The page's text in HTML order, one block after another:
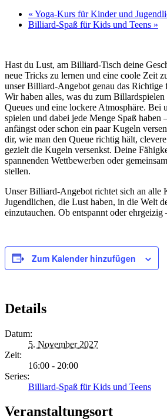
« Yoga-Kurs für Kinder und
Billiard-Spaß für Kids und Teens »
Hast du Lust, am Billiard-Tisch deine
neue Tricks zu lernen und eine coole Zeit
unser Billiard-Angebot genau das Richtige
Wir haben alles, was du zum Billardspielen
Queues und eine lockere Atmosphäre. Bei
spielen und dabei jede Menge Spaß haben
anfängst oder schon ein paar Kugeln
dir, wie man den Queue richtig hält,
gezielt die Kugeln versenkst. Deine
spannenden Wettbewerben oder
stellen.
Unser Billiard-Angebot richtet sich an alle
Jugendlichen, die Lust haben, in die Welt
einzutauchen. Ob entspannt oder
Zum Kalender hinzufügen
Details
Datum:
5. November 2027
Zeit:
16:00 - 20:00
Series:
Billiard-Spaß für Kids und Teens
Veranstaltungsort